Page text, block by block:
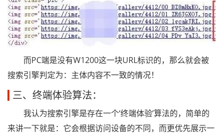
而PC端是没有W1200这一块URL标识的，那么就会被
搜索引擎判定为：主体内容不一致的情况！
三、终端体验算法：
我认为搜索引擎是存在一个‘终端体验’算法的，简单的
来讲一下就是：它会根据访问设备的不同，而更优先展示一